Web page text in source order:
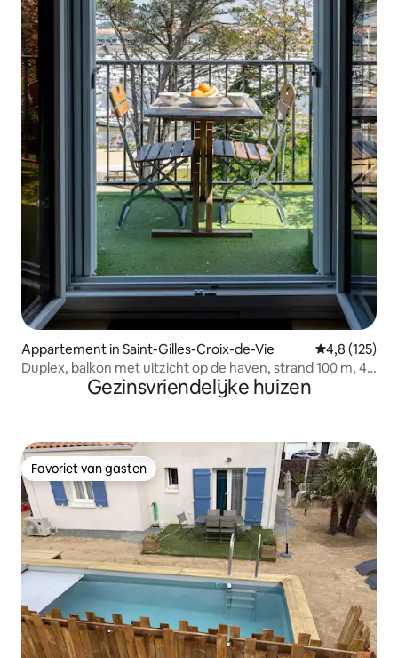
Appartement in Saint-Gilles-Croix-de-Vie Gemiddelde
4,8 (125)
Duplex, balkon met uitzicht op de haven, strand 100 m, 4
personen, 4K-tvGezinsvriendelijke huizen
Favoriet van gasten
Favoriet van gasten